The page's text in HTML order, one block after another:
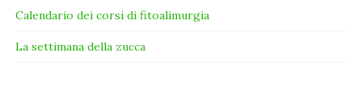
Calendario dei corsi di fitoalimurgia
La settimana della zucca